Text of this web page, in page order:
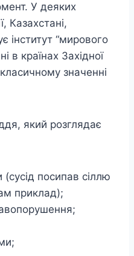
У деяких
Казахстані,
інститут “мирового
в країнах Західної
значенні
який розглядає
(сусід посипав сіллю
приклад);